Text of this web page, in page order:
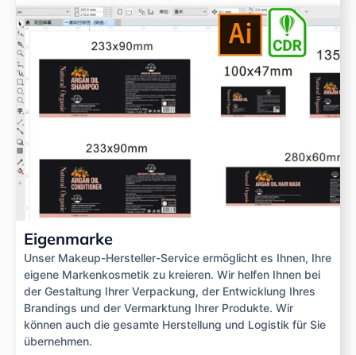
Eigenmarke
Unser Makeup-Hersteller-Service ermöglicht es Ihnen, Ihre
eigene Markenkosmetik zu kreieren. Wir helfen Ihnen bei
der Gestaltung Ihrer Verpackung, der Entwicklung Ihres
Brandings und der Vermarktung Ihrer Produkte. Wir
können auch die gesamte Herstellung und Logistik für Sie
übernehmen.